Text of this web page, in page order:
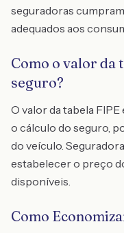
seguradoras
adequados aos
Como o valor da
seguro?
O valor da tabela
o cálculo do seguro,
do veículo.
estabelecer o preço
disponíveis.
Como